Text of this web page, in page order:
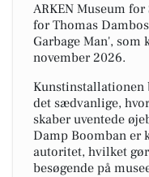
ARKEN Museum
for Thomas
Garbage Man', som
november 2026.
Kunstinstallationen
det sædvanlige,
skaber uventede
Damp Boomban er
autoritet, hvilket
besøgende på